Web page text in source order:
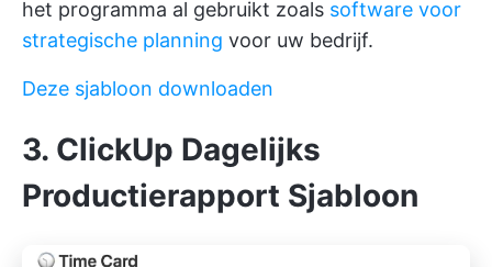
het programma al gebruikt zoals software voor
strategische planning voor uw bedrijf.
Deze sjabloon downloaden
3. ClickUp Dagelijks
Productierapport Sjabloon